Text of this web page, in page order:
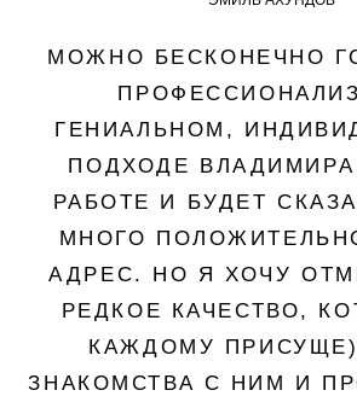
МОЖНО БЕСКОНЕЧНО
ГЕНИАЛЬНОМ,
ПОДХОДЕ ВЛАДИМИРА
РАБОТЕ И БУДЕТ
МНОГО
АДРЕС. НО Я ХОЧУ
РЕДКОЕ КАЧЕСТВО,
КАЖДОМУ
ЗНАКОМСТВА С НИМ И